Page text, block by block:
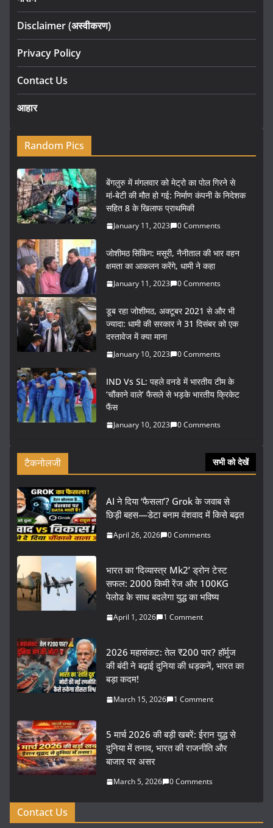
Disclaimer (अस्वीकरण)
Privacy Policy
Contact Us
आहार
Random Pics
बेंगलुरु में मंगलवार को मेट्रो का पोल गिरने से
मां-बेटी की मौत हो गई: निर्माण कंपनी के निदेशक
सहित 8 के खिलाफ प्राथमिकी
January 11, 2023 0 Comments
जोशीमठ सिंकिंग: मसूरी, नैनीताल की भार वहन
क्षमता का आकलन करेंगे, धामी ने कहा
January 11, 2023 0 Comments
डूब रहा जोशीमठ, अक्टूबर 2021 से और भी
ज्यादा: धामी की सरकार ने 31 दिसंबर को एक
दस्तावेज में क्या माना
January 10, 2023 0 Comments
IND Vs SL: पहले वनडे में भारतीय टीम के
‘चौंकाने वाले’ फैसले से भड़के भारतीय क्रिकेट
फैंस
January 10, 2023 0 Comments
टैकनोलजी सभी को देखें
AI ने दिया ‘फैसला’? Grok के जवाब से
छिड़ी बहस—डेटा बनाम वंशवाद में किसे बढ़त
April 26, 2026 0 Comments
भारत का ‘दिव्यास्त्र Mk2’ ड्रोन टेस्ट
सफल: 2000 किमी रेंज और 100KG
पेलोड के साथ बदलेगा युद्ध का भविष्य
April 1, 2026 1 Comment
2026 महासंकट: तेल ₹200 पार? हॉर्मुज
की बंदी ने बढ़ाई दुनिया की धड़कनें, भारत का
बड़ा कदम!
March 15, 2026 1 Comment
5 मार्च 2026 की बड़ी खबरें: ईरान युद्ध से
दुनिया में तनाव, भारत की राजनीति और
बाजार पर असर
March 5, 2026 0 Comments
Contact Us